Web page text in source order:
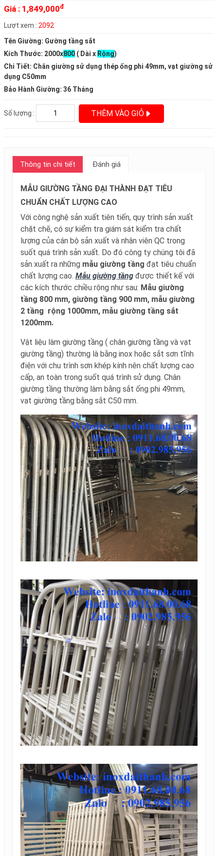
Giá : 1,849,000đ
Lượt xem : 2092
Tên Giường: Gường tầng sắt
Kích Thước: 2000x800 ( Dài x Rộng)
Chi Tiết: Chân giường sử dụng thép ống phi 49mm, vạt giường sử
dụng C50mm
Bảo Hành Giường: 36 Tháng
Số lượng : THÊM VÀO GIỎ
Thông tin chi tiết Đánh giá
MẪU GIƯỜNG TẦNG ĐẠI THÀNH ĐẠT TIÊU
CHUẨN CHẤT LƯỢNG CAO
Với công nghệ sản xuất tiên tiến, quy trình sản xuất
chặt chẽ, có sự kiểm tra giám sát kiểm tra chất
lượng của cán bộ sản xuất và nhân viên QC trong
suốt quá trình sản xuất. Do đó công ty chúng tôi đã
sản xuất ra những mẫu giường tầng đạt tiêu chuẩn
chất lượng cao. Mẫu giường tầng được thiết kế với
các kích thước chiều rộng như sau: Mẫu giường
tầng 800 mm, giường tầng 900 mm, mẫu giường
2 tầng rộng 1000mm, mẫu giường tầng sắt
1200mm.
Vật liệu làm giường tầng ( chân giường tầng và vạt
giường tầng) thường là bằng inox hoặc sắt sơn tĩnh
điện với chu trình sơn khép kính nên chất lượng cao
cấp, an toàn trong suốt quá trình sử dụng. Chân
giường tầng thường làm bằng sắt ống phi 49mm,
vạt giường tầng bằng sắt C50 mm.